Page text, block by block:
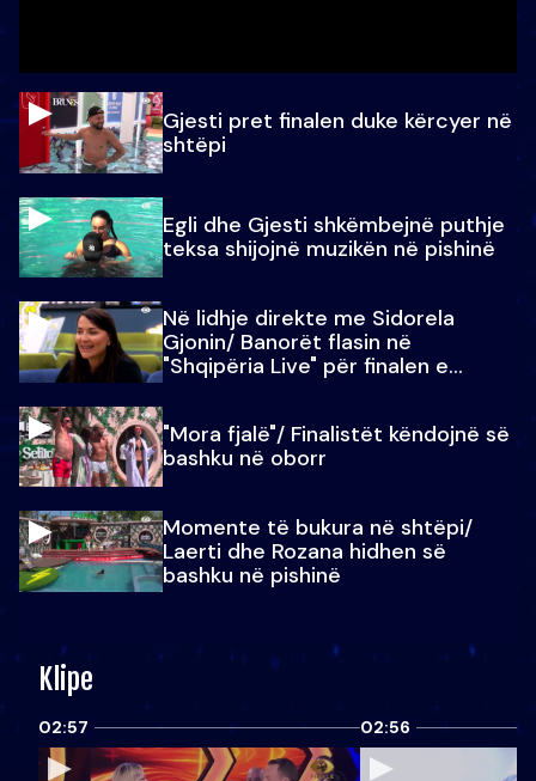
Gjesti pret finalen duke kërcyer në
shtëpi
Egli dhe Gjesti shkëmbejnë puthje
teksa shijojnë muzikën në pishinë
Në lidhje direkte me Sidorela
Gjonin/ Banorët flasin në
"Shqipëria Live" për finalen e
"Mora fjalë"/ Finalistët këndojnë së
bashku në oborr
Momente të bukura në shtëpi/
Laerti dhe Rozana hidhen së
bashku në pishinë
Klipe
02:57 02:56